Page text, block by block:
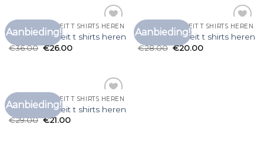
Aanbieding!
aan
GOEDE KWALITEIT T SHIRTS HEREN
goede kwaliteit t shirts heren
€36.00 €26.00
Aanbieding!
aan
GOEDE KWALITEIT T SHIRTS HEREN
goede kwaliteit t shirts heren
€28.00 €20.00
Aanbieding!
aan
GOEDE KWALITEIT T SHIRTS HEREN
goede kwaliteit t shirts heren
€29.00 €21.00